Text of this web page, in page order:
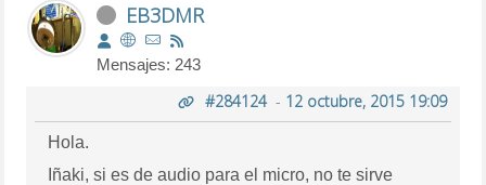
EB3DMR
Mensajes: 243
#284124- 12 octubre, 2015 19:09
Hola.
Iñaki, si es de audio para el micro, no te sirve